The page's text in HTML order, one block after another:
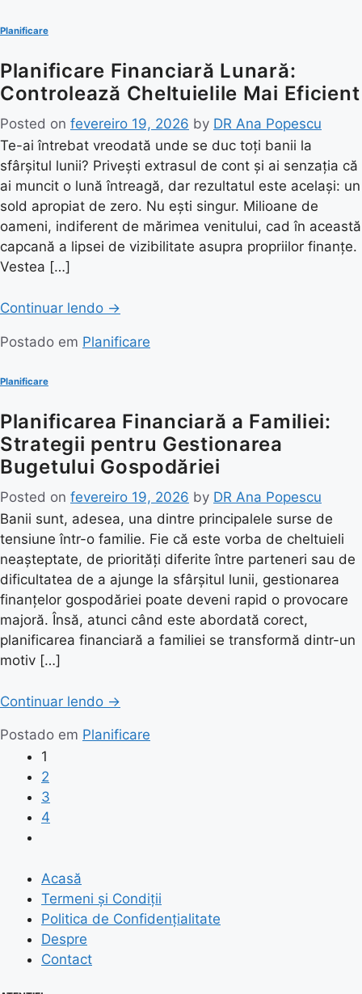
Planificare
Planificare Financiară Lunară:
Controlează Cheltuielile Mai Eficient
Posted on fevereiro 19, 2026 by DR Ana Popescu
Te-ai întrebat vreodată unde se duc toți banii la
sfârșitul lunii? Privești extrasul de cont și ai senzația că
ai muncit o lună întreagă, dar rezultatul este același: un
sold apropiat de zero. Nu ești singur. Milioane de
oameni, indiferent de mărimea venitului, cad în această
capcană a lipsei de vizibilitate asupra propriilor finanțe.
Vestea […]
Continuar lendo →
Postado em Planificare
Planificare
Planificarea Financiară a Familiei:
Strategii pentru Gestionarea
Bugetului Gospodăriei
Posted on fevereiro 19, 2026 by DR Ana Popescu
Banii sunt, adesea, una dintre principalele surse de
tensiune într-o familie. Fie că este vorba de cheltuieli
neașteptate, de priorități diferite între parteneri sau de
dificultatea de a ajunge la sfârșitul lunii, gestionarea
finanțelor gospodăriei poate deveni rapid o provocare
majoră. Însă, atunci când este abordată corect,
planificarea financiară a familiei se transformă dintr-un
motiv […]
Continuar lendo →
Postado em Planificare
1
2
3
4
Acasă
Termeni și Condiții
Politica de Confidențialitate
Despre
Contact